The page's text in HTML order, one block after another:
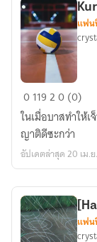
Kuroko
in
Karasuno
แฟน
011920 (0)
ในเมื่อบาสทำให้
ญาติดีซะกว่า
อัปเดตล่าสุด 20 เม.
แฟน